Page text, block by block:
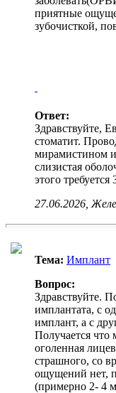
приятные
зубочисткой,
Ответ:
Здравствуйте,
стоматит.
мирамистином
слизистая
этого требуется
27.06.2026,
Тема: Имплант
Вопрос:
Здравствуйте.
имплантата, с
имплант, а с
Получается что
оголенная
страшного, со
ощущений нет,
(примерно 2- 4